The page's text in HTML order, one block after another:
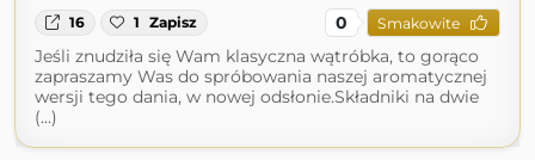
16 1 Zapisz 0 Smakowite
Jeśli znudziła się Wam klasyczna wątróbka, to gorąco
zapraszamy Was do spróbowania naszej aromatycznej
wersji tego dania, w nowej odsłonie.Składniki na dwie
(...)